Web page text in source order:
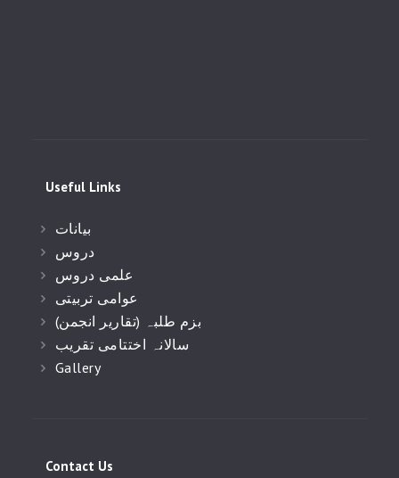
Useful Links
بیانات
دروس
علمی دروس
عوامی تربیتی
(بزم طلبہ (تقاریر انجمن
سالانہ اختتامی تقریب
Gallery
Contact Us